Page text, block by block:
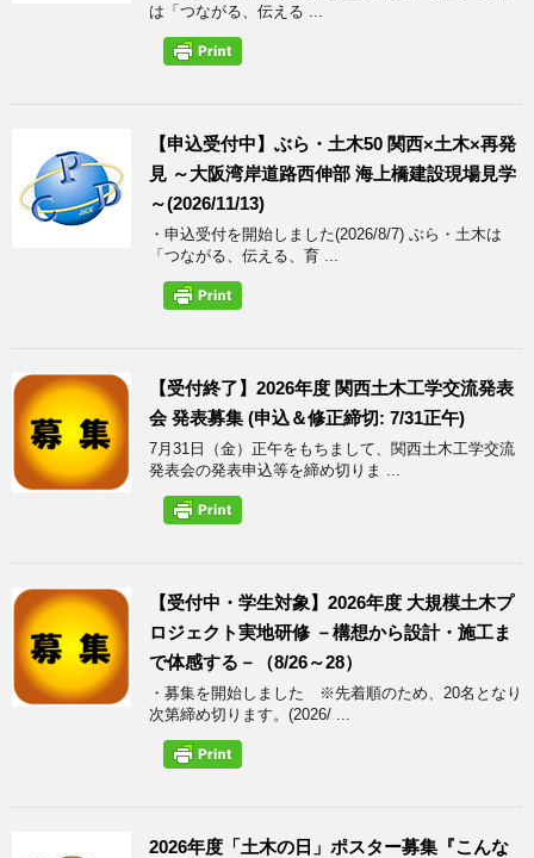
は「つながる、伝える ...
【申込受付中】ぶら・土木50 関西×土木×再発
見 ～大阪湾岸道路西伸部 海上橋建設現場見学
～(2026/11/13)
・申込受付を開始しました(2026/8/7) ぶら・土木は
「つながる、伝える、育 ...
【受付終了】2026年度 関西土木工学交流発表
会 発表募集 (申込＆修正締切: 7/31正午)
7月31日（金）正午をもちまして、関西土木工学交流
発表会の発表申込等を締め切りま ...
【受付中・学生対象】2026年度 大規模土木プ
ロジェクト実地研修 －構想から設計・施工ま
で体感する－（8/26～28）
・募集を開始しました ※先着順のため、20名となり
次第締め切ります。(2026/ ...
2026年度「土木の日」ポスター募集『こんな